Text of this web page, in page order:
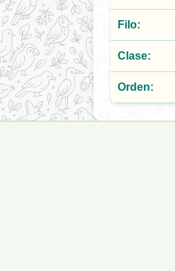
Filo:
Clase:
Orden: